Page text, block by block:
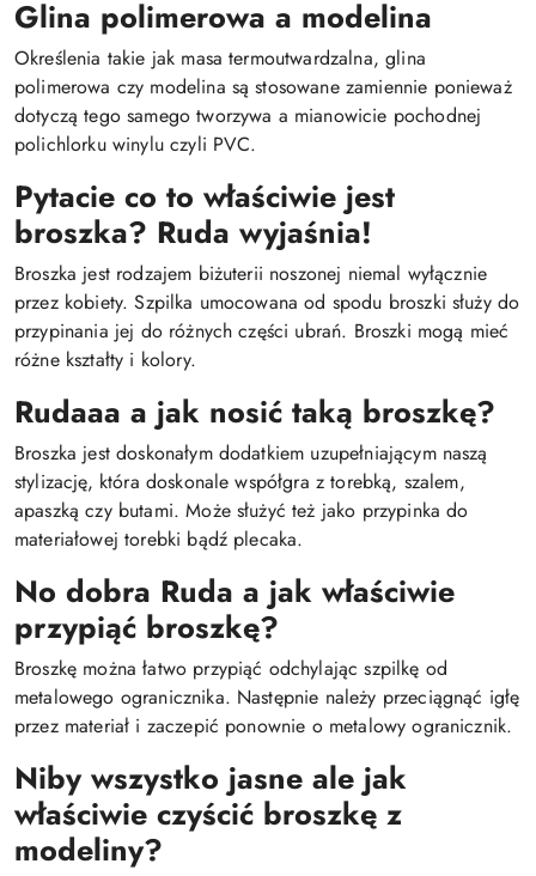
Glina polimerowa a modelina
Określenia takie jak masa termoutwardzalna, glina
polimerowa czy modelina są stosowane zamiennie ponieważ
dotyczą tego samego tworzywa a mianowicie pochodnej
polichlorku winylu czyli PVC.
Pytacie co to właściwie jest
broszka? Ruda wyjaśnia!
Broszka jest rodzajem biżuterii noszonej niemal wyłącznie
przez kobiety. Szpilka umocowana od spodu broszki służy do
przypinania jej do różnych części ubrań. Broszki mogą mieć
różne kształty i kolory.
Rudaaa a jak nosić taką broszkę?
Broszka jest doskonałym dodatkiem uzupełniającym naszą
stylizację, która doskonale współgra z torebką, szalem,
apaszką czy butami. Może służyć też jako przypinka do
materiałowej torebki bądź plecaka.
No dobra Ruda a jak właściwie
przypiąć broszkę?
Broszkę można łatwo przypiąć odchylając szpilkę od
metalowego ogranicznika. Następnie należy przeciągnąć igłę
przez materiał i zaczepić ponownie o metalowy ogranicznik.
Niby wszystko jasne ale jak
właściwie czyścić broszkę z
modeliny?